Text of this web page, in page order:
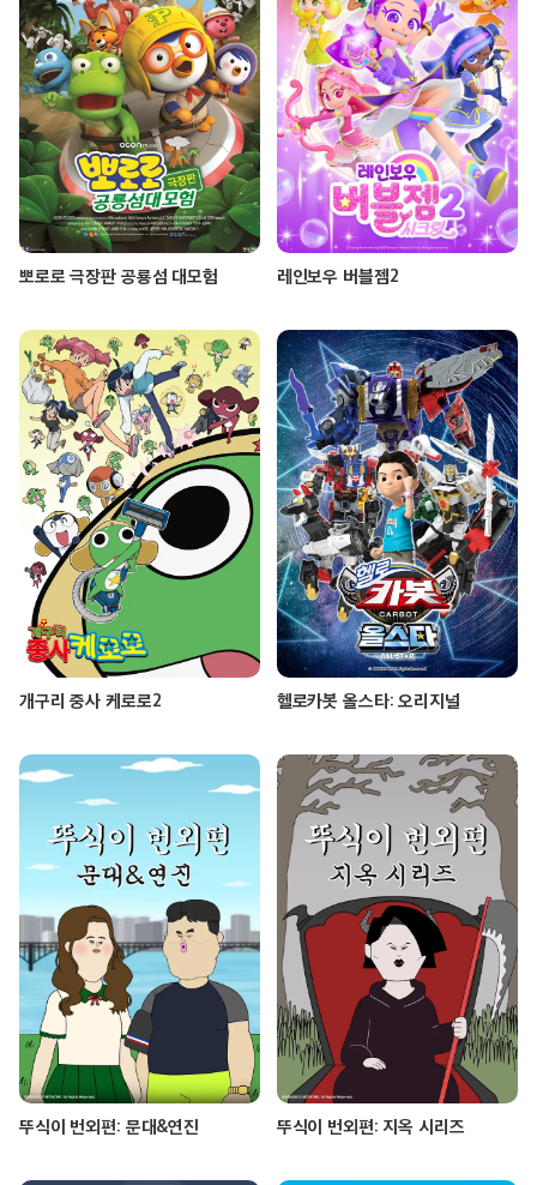
뽀로로 극장판 공룡섬 대모험 레인보우 버블젬2
개구리 중사 케로로2 헬로카봇 올스타: 오리지널
뚜식이 번외편: 문대&연진 뚜식이 번외편: 지옥 시리즈